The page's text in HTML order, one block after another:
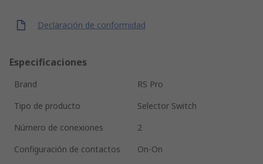
Declaración de conformidad
Especificaciones
Brand
RS Pro
Tipo de producto
Selector Switch
Número de conexiones
2
Configuración de contactos
On-On